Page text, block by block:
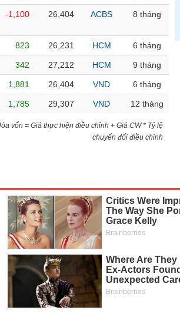
-1,100 26,404 ACBS 8 tháng
823 26,231 HCM 6 tháng
342 27,212 HCM 9 tháng
1,881 26,404 VND 6 tháng
1,785 29,307 VND 12 tháng
vốn = Giá thực hiện điều chỉnh + Giá CW * Tỷ lệ
chuyển đổi điều chỉnh